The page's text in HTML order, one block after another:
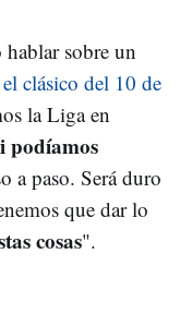
sobre un
clásico del 10 de
la Liga en
podíamos
a paso. Será duro
que dar lo
cosas".